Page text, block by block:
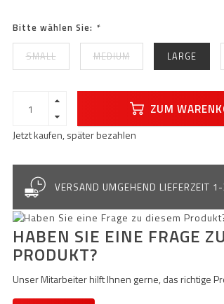
Bitte wählen Sie: *
SMALL MEDIUM LARGE
ZUM
Jetzt kaufen, später bezahlen
VERSAND UMGEHEND LIEFERZEIT
HABEN SIE EINE FRAGE
PRODUKT?
Unser Mitarbeiter hilft Ihnen gerne, das richtige